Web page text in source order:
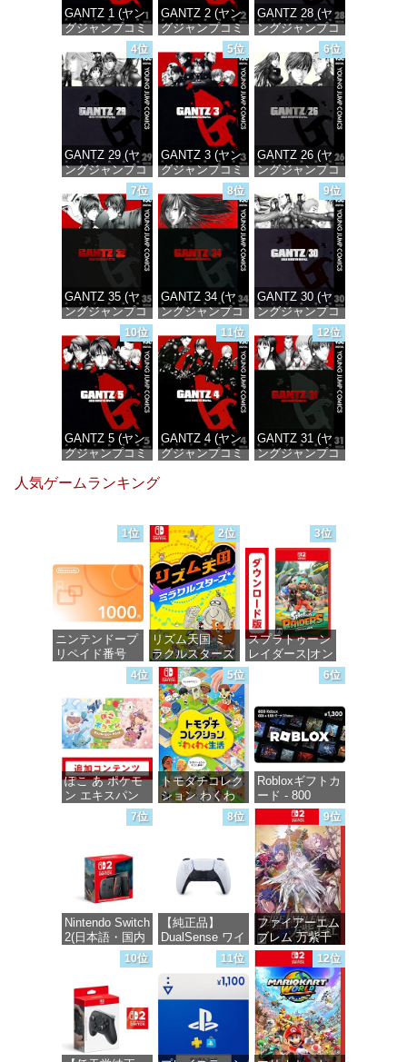
GANTZ 1 (ヤン
グジャンプコミ
ックスDIGITAL)
価格：¥100
GANTZ 2 (ヤン
グジャンプコミ
ックスDIGITAL)
価格：¥100
GANTZ 28 (ヤ
ングジャンプコ
DIGITAL)
価格：¥100
4位
GANTZ 29 (ヤ
ングジャンプコ
DIGITAL)
価格：¥100
5位
GANTZ 3 (ヤン
グジャンプコミ
ックスDIGITAL)
価格：¥100
6位
GANTZ 26 (ヤ
ングジャンプコ
DIGITAL)
価格：¥100
7位
GANTZ 35 (ヤ
ングジャンプコ
DIGITAL)
価格：¥100
8位
GANTZ 34 (ヤ
ングジャンプコ
DIGITAL)
価格：¥100
9位
GANTZ 30 (ヤ
ングジャンプコ
DIGITAL)
価格：¥100
10位
GANTZ 5 (ヤン
グジャンプコミ
11位
GANTZ 4 (ヤン
グジャンプコミ
12位
GANTZ 31 (ヤ
ングジャンプコ
人気ゲームランキング
1位
ニンテンドープ
リペイド番号
1000円|オンラ
価格：¥1,000
2位
リズム天国 ミ
ラクルスターズ
-Switch
価格：¥5,595
3位
スプラトゥーン
レイダース|オン
ラインコード版
4位
ぽこ あ ポケモ
ン エキスパン
ションパス|オン
ラインコード版
価格：¥4,400
5位
トモダチコレク
ション わくわ
く生活 -Switch
6位
Robloxギフトカ
ード - 800
Robux 【限定バ
ーチャルアイテ
ムを含む】
【オンラインゲ
ームコード】
ロブロックス |
オンラインコー
ド版
価格：¥1,300
7位
Nintendo Switch
2(日本語・国内
8位
【純正品】
DualSense ワイ
ヤレスコントロ
ーラー(CFI-
ZCT2J)
価格：¥10,737
9位
ファイアーエム
ブレム 万紫千
紅 -Switch2
価格：¥8,979
10位 11位 12位